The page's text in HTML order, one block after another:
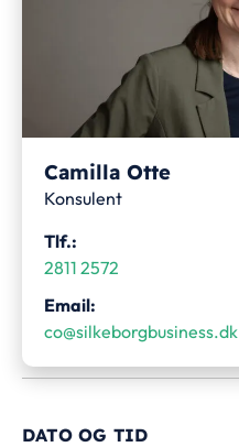
Camilla Otte
Konsulent
Tlf.:
2811 2572
Email:
co@silkeborgbusiness.dk
DATO OG TID